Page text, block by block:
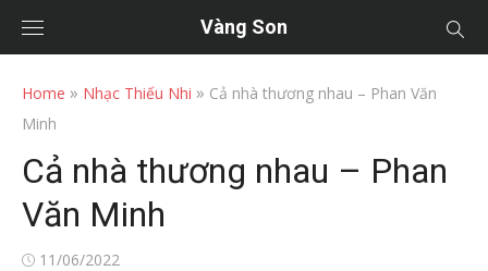
Vàng Son
Home » Nhạc Thiếu Nhi » Cả nhà thương nhau – Phan Văn
Minh
Cả nhà thương nhau – Phan
Văn Minh
Posted
11/06/2022